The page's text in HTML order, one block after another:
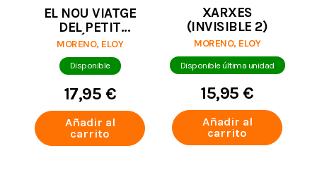
EL NOU VIATGE
DEL PETIT
PRÍNCEP
MORENO, ELOY
Disponible
17,95 €
Añadir al
carrito
XARXES
(INVISIBLE 2)
MORENO, ELOY
Disponible última unidad
15,95 €
Añadir al
carrito